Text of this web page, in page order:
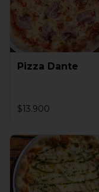
Pizza Dante
$13.900